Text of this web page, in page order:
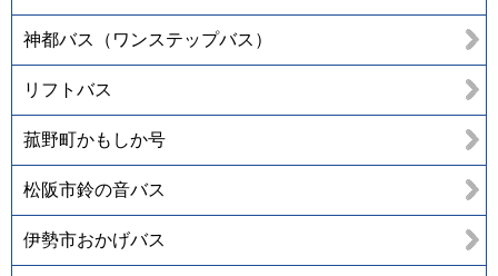
神都バス（ワンステップバス）
リフトバス
菰野町かもしか号
松阪市鈴の音バス
伊勢市おかげバス